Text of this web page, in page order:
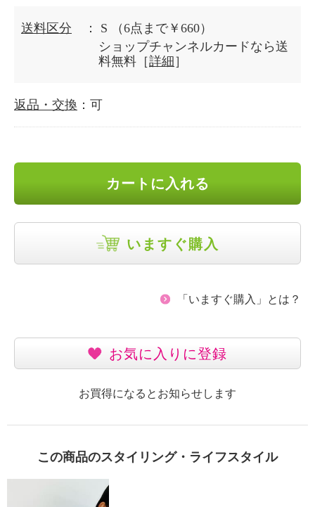
送料区分 ： S
（6点まで￥660）
ショップチャンネルカードなら送
料無料［詳細 ］
返品・交換 ：可
カートに入れる
いますぐ購入
「いますぐ購入」とは？
お気に入りに登録
お買得になるとお知らせします
この商品のスタイリング・ライフスタイル